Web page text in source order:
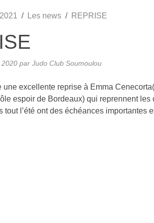
Les news REPRISE
2020 par Judo Club Soumoulou
une excellente reprise à Emma
espoir de Bordeaux) qui reprennent
tout l’été ont des échéances